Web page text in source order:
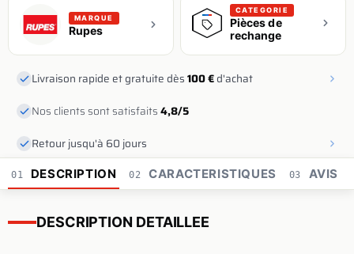
MARQUE
Rupes
CATEGORIE
Pièces de
rechange
Livraison rapide et gratuite dès100 €d'achat
Nos clients sont satisfaits4,8/5
Retour jusqu'à 60 jours
01 DESCRIPTION 02 CARACTERISTIQUES 03 AVIS
DESCRIPTION DETAILLEE